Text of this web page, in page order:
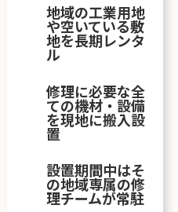
地域の工業用地
や空いている敷
地を長期レンタ
ル
修理に必要な全
ての機材・設備
を現地に搬入設
置
設置期間中はそ
の地域専属の修
理チームが常駐